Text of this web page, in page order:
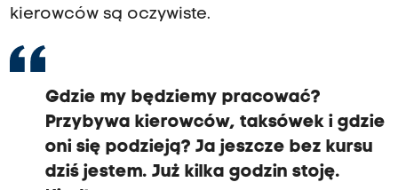
kierowców są oczywiste.
Gdzie my będziemy pracować?
Przybywa kierowców, taksówek i gdzie
oni się podzieją? Ja jeszcze bez kursu
dziś jestem. Już kilka godzin stoję.